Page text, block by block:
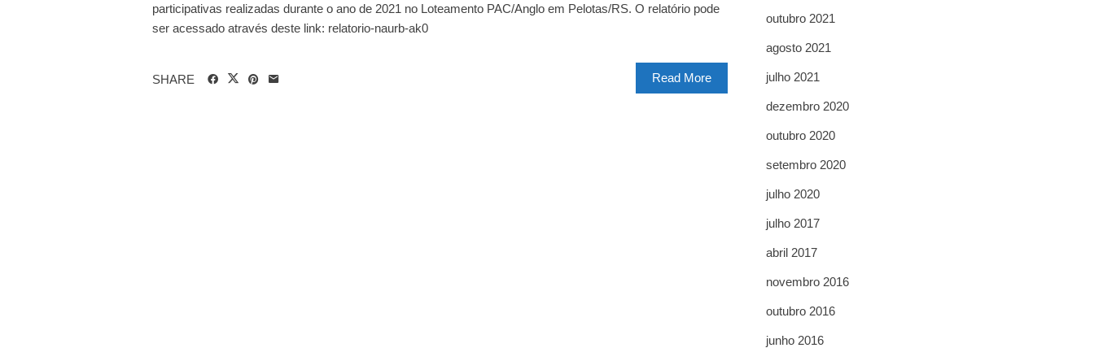
participativas realizadas durante o ano de 2021 no Loteamento PAC/Anglo em Pelotas/RS. O relatório pode
ser acessado através deste link: relatorio-naurb-ak0
Read More
SHARE
outubro 2021
agosto 2021
julho 2021
dezembro 2020
outubro 2020
setembro 2020
julho 2020
julho 2017
abril 2017
novembro 2016
outubro 2016
junho 2016